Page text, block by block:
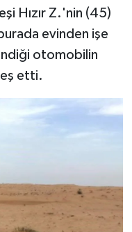
Hızır Z.'nin (45)
evinden işe
otomobilin
etti.